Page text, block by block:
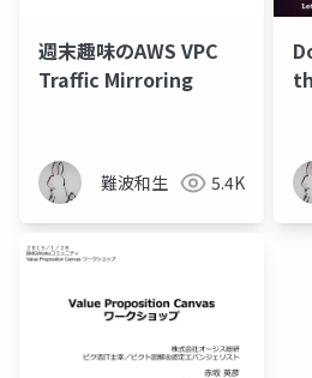
週末趣味のAWS VPC
Traffic Mirroring
難波和生 5.4K